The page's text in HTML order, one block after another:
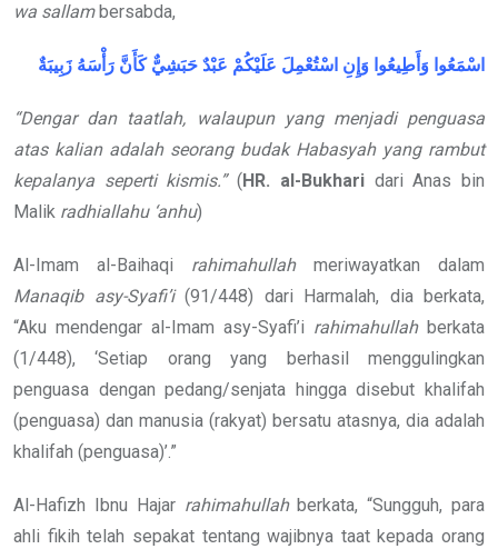
wa sallambersabda,
اسْمَعُوا وَأَطِيعُوا وَإِنِ اسْتُعْمِلَ عَلَيْكُمْ عَبْدٌ حَبَشِيٌّ كَأَنَّ رَأْسَهُ زَبِيبَةٌ
“Dengar dan taatlah, walaupun yang menjadi penguasa
atas kalian adalah seorang budak Habasyah yang rambut
kepalanya seperti kismis.”( HR. al-Bukhari dari Anas bin
Malik radhiallahu ‘anhu)
Al-Imam al-Baihaqi rahimahullahmeriwayatkan dalam
Manaqib asy-Syafi’i(91/448) dari Harmalah, dia berkata,
“Aku mendengar al-Imam asy-Syafi’i rahimahullahberkata
(1/448), ‘Setiap orang yang berhasil menggulingkan
penguasa dengan pedang/senjata hingga disebut khalifah
(penguasa) dan manusia (rakyat) bersatu atasnya, dia adalah
khalifah (penguasa)’.”
Al-Hafizh Ibnu Hajar rahimahullahberkata, “Sungguh, para
ahli fikih telah sepakat tentang wajibnya taat kepada orang